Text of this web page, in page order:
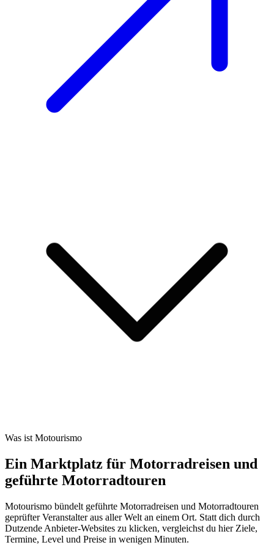
Was ist Motourismo
Ein Marktplatz für Motorradreisen und
geführte Motorradtouren
Motourismo bündelt geführte Motorradreisen und Motorradtouren
geprüfter Veranstalter aus aller Welt an einem Ort. Statt dich durch
Dutzende Anbieter-Websites zu klicken, vergleichst du hier Ziele,
Termine, Level und Preise in wenigen Minuten.